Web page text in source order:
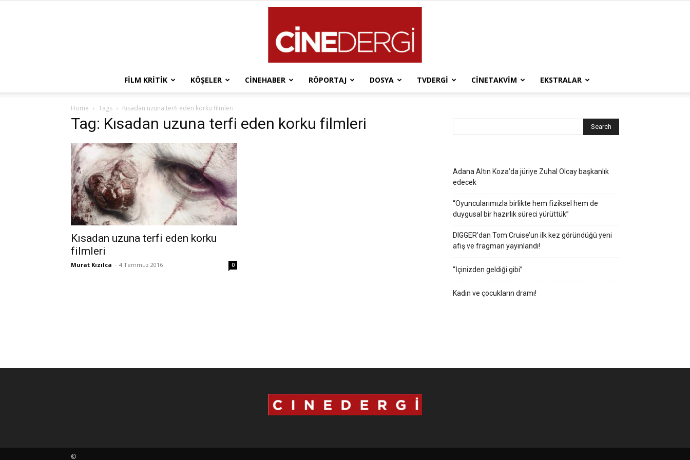
FILM KRITIK KÖŞELER CINEHABER RÖPORTAJ DOSYA TVDERGI CINETAKVIM EKSTRALAR
Home Tags Kısadan uzuna terfi eden korku filmleri
Tag: Kısadan uzuna terfi eden korku filmleri
Kısadan uzuna terfi eden korku
filmleri
Murat Kızılca - 4 Temmuz 2016 0
Adana Altın Koza’da jüriye Zuhal Olcay başkanlık
edecek
“Oyuncularımızla birlikte hem fiziksel hem de
duygusal bir hazırlık süreci yürüttük”
DIGGER’dan Tom Cruise’un ilk kez göründüğü yeni
afiş ve fragman yayınlandı!
“İçinizden geldiği gibi”
Kadın ve çocukların dramı!
©